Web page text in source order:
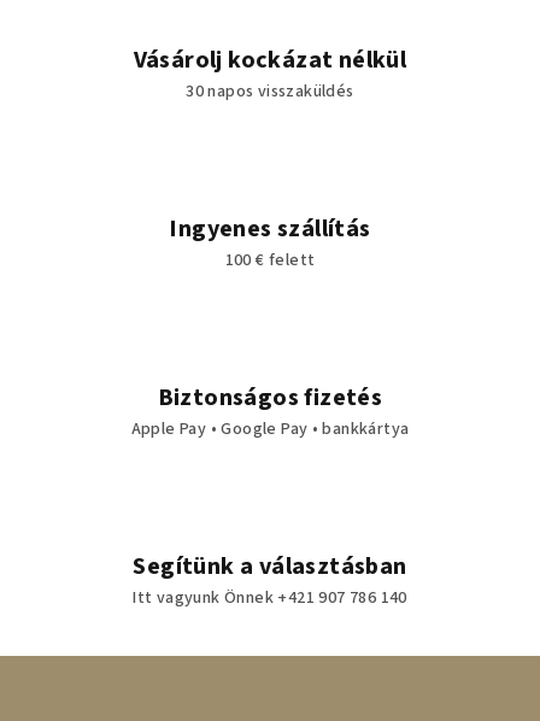
Vásárolj kockázat nélkül
30 napos visszaküldés
Ingyenes szállítás
100 € felett
Biztonságos fizetés
Apple Pay • Google Pay • bankkártya
Segítünk a választásban
Itt vagyunk Önnek +421 907 786 140